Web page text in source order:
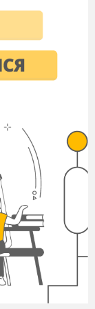
природі,
вчити
до
пензлі,
грамзапис